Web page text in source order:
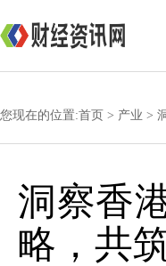
您现在的位置:首页 > 产业 >
洞察香
略，共